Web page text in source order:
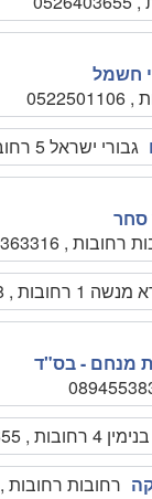
חשמל
גבורי ישראל 5 רחובות , 089455383
סחר
רחובות , 0505364078
מנחם - בס"ד
בנימין 4 רחובות , 089403655,
רחובות רחובות , 089403655,